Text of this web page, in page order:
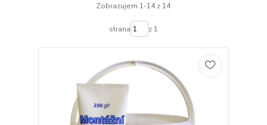
Zobrazujem 1-14 z 14
strana z 1